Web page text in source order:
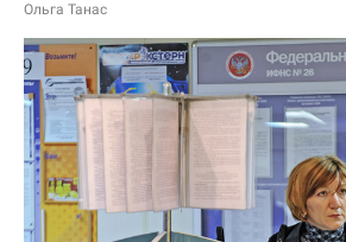
Ольга Танас